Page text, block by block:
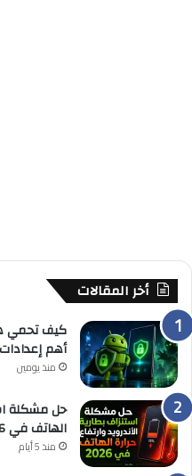
أخر المقالات
كيف تحمي
أهم إعدادات
منذ يومين
حل مشكلة
الهاتف في 2026
منذ 5 أيام